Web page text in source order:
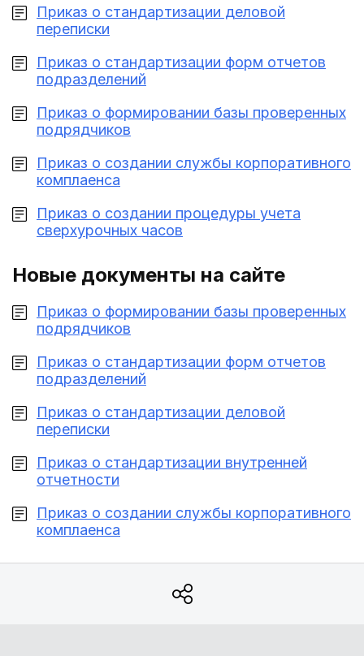
Приказ о стандартизации деловой
переписки
Приказ о стандартизации форм отчетов
подразделений
Приказ о формировании базы проверенных
подрядчиков
Приказ о создании службы корпоративного
комплаенса
Приказ о создании процедуры учета
сверхурочных часов
Новые документы на сайте
Приказ о формировании базы проверенных
подрядчиков
Приказ о стандартизации форм отчетов
подразделений
Приказ о стандартизации деловой
переписки
Приказ о стандартизации внутренней
отчетности
Приказ о создании службы корпоративного
комплаенса